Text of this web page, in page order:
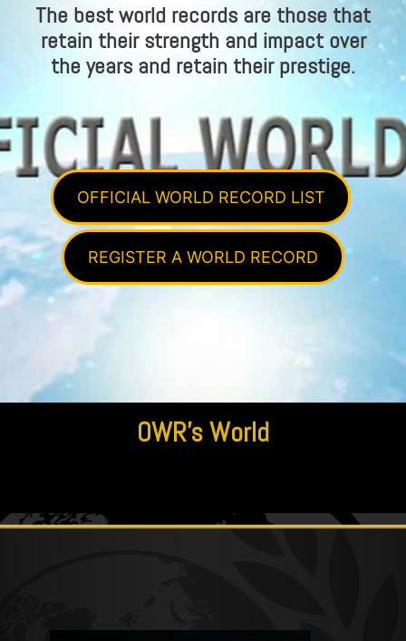
The best world records are those that
retain their strength and impact over
the years and retain their prestige.
OFFICIAL WORLD RECORD LIST
REGISTER A WORLD RECORD
OWR’s World